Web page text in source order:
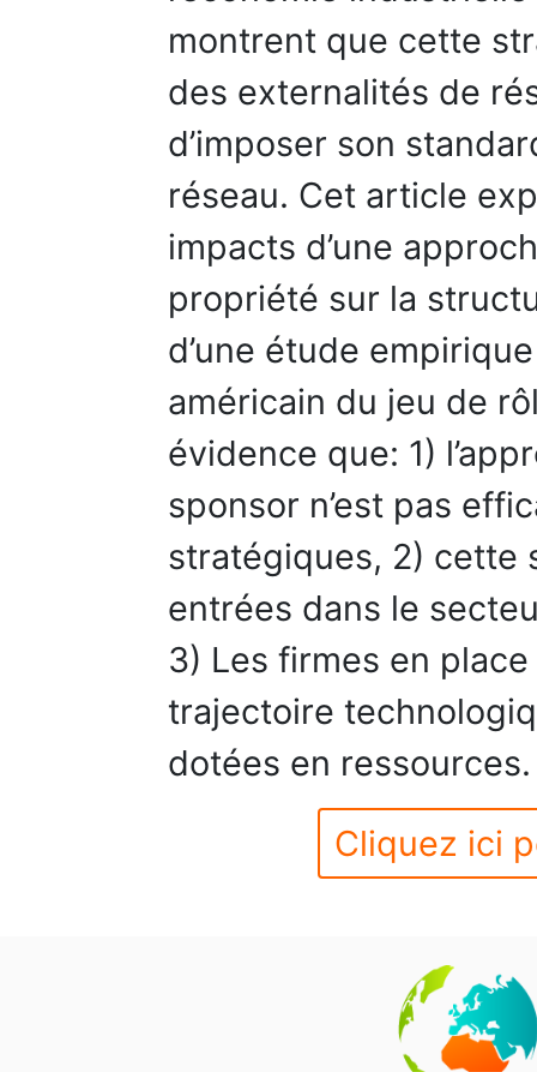
montrent que cette
des externalités de
d’imposer son
réseau. Cet article
impacts d’une
propriété sur la
d’une étude
américain du jeu de
évidence que: 1)
sponsor n’est pas
stratégiques, 2) cette
entrées dans le
3) Les firmes en
trajectoire
dotées en ressources.
Cliquez ici